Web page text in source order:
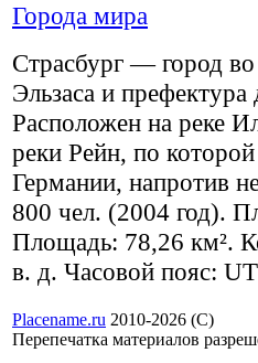
Города мира
Страсбург — город
Эльзаса и
Расположен на реке
реки Рейн, по
Германии, напротив
800 чел. (2004 год).
Площадь: 78,26 км².
в. д. Часовой пояс:
Placename.ru 2010-2026 (С)
Перепечатка материалов